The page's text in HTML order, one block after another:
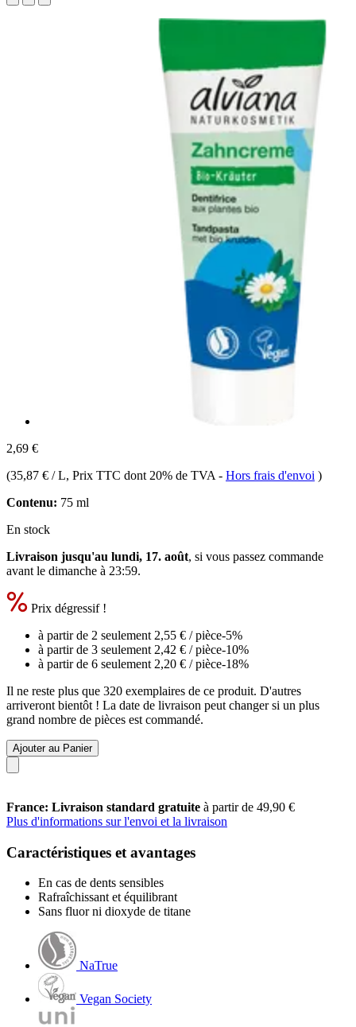
2,69 €
(35,87 € / L, Prix TTC dont 20% de TVA - Hors frais d'envoi )
Contenu: 75 ml
En stock
Livraison jusqu'au lundi, 17. août, si vous passez commande
avant le dimanche à 23:59.
Prix dégressif !
à partir de 2 seulement 2,55 € / pièce-5%
à partir de 3 seulement 2,42 € / pièce-10%
à partir de 6 seulement 2,20 € / pièce-18%
Il ne reste plus que 320 exemplaires de ce produit. D'autres
arriveront bientôt ! La date de livraison peut changer si un plus
grand nombre de pièces est commandé.
Ajouter au Panier
France: Livraison standard gratuite à partir de 49,90 €
Plus d'informations sur l'envoi et la livraison
Caractéristiques et avantages
En cas de dents sensibles
Rafraîchissant et équilibrant
Sans fluor ni dioxyde de titane
NaTrue
Vegan Society